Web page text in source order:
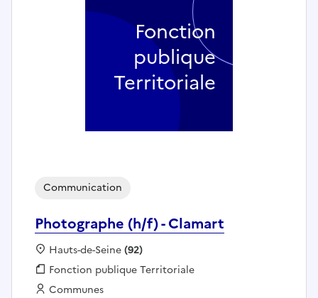
Photographe (h/f) - Clamart
Communication
Localisation :
Hauts-de-Seine(92)
Fonction publique :
Fonction publique Territoriale
Employeur :
Communes
Fonction
publique
Territoriale